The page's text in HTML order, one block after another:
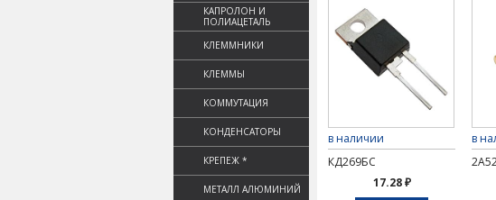
КАПРОЛОН И
ПОЛИАЦЕТАЛЬ
КЛЕММНИКИ
КЛЕММЫ
КОММУТАЦИЯ
КОНДЕНСАТОРЫ
КРЕПЕЖ *
МЕТАЛЛ АЛЮМИНИЙ
в наличии
КД269БС
17.28 ₽
в